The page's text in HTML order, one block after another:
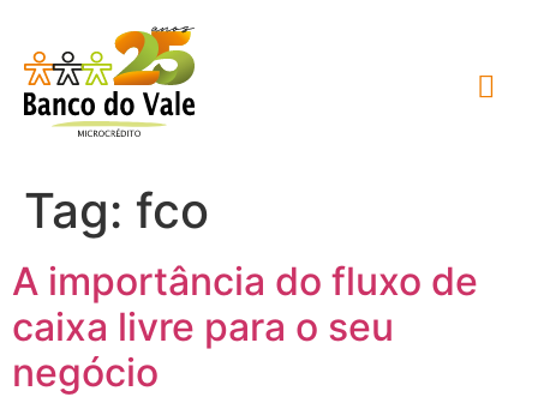
Tag: fco
A importância do fluxo de
caixa livre para o seu
negócio